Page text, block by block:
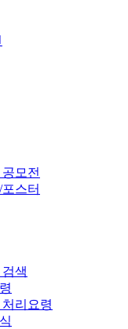
모전
스터
색
리요령